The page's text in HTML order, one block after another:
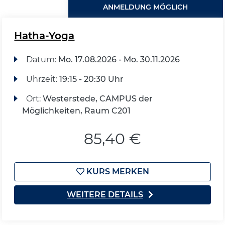
ANMELDUNG MÖGLICH
Hatha-Yoga
Datum: Mo. 17.08.2026 - Mo. 30.11.2026
Uhrzeit: 19:15 - 20:30 Uhr
Ort: Westerstede, CAMPUS der
Möglichkeiten, Raum C201
85,40 €
KURS MERKEN
WEITERE DETAILS